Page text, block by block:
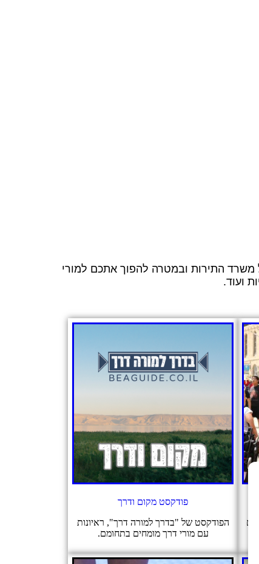
משרד התירות ובמטרה להפוך אתכם למורי
ועוד.
פודקסט מקום ודרך
הפודקסט של "בדרך למורה דרך", ראיונות
עם מורי דרך מומחים בתחומם.